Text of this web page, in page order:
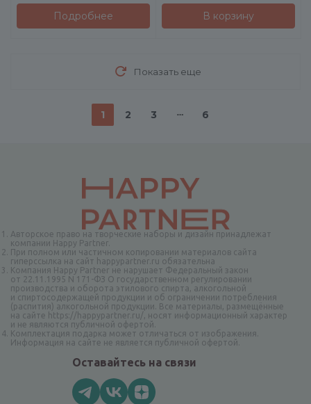
Подробнее В корзину
Показать еще
1 2 3 6
Авторское право на творческие наборы и дизайн принадлежат
компании Happy Partner.
При полном или частичном копировании материалов сайта
гиперссылка на сайт happypartner.ru обязательна
Компания Happy Partner не нарушает Федеральный закон
от 22.11.1995 N 171-ФЗ О государственном регулировании
производства и оборота этилового спирта, алкогольной
и спиртосодержащей продукции и об ограничении потребления
(распития) алкогольной продукции. Все материалы, размещённые
на сайте https://happypartner.ru/, носят информационный характер
и не являются публичной офертой.
Комплектация подарка может отличаться от изображения.
Информация на сайте не является публичной офертой.
Оставайтесь на связи